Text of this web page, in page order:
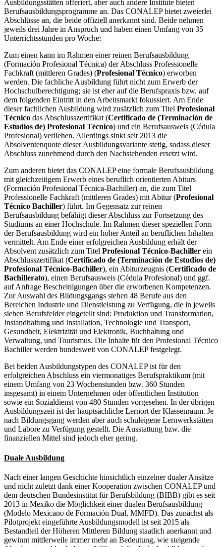
Ausbildungsstätten offeriert, aber auch andere Institute bieten
Berufsausbildungsprogramme an. Das CONALEP bietet zweierlei
Abschlüsse an, die beide offiziell anerkannt sind. Beide nehmen
jeweils drei Jahre in Anspruch und haben einen Umfang von 35
Unterrichtsstunden pro Woche:
Zum einen kann im Rahmen einer reinen Berufsausbildung
(Formación Profesional Técnica) der Abschluss Professionelle
Fachkraft (mittleren Grades) (Profesional Técnico) erworben
werden. Die fachliche Ausbildung führt nicht zum Erwerb der
Hochschulberechtigung; sie ist eher auf die Berufspraxis bzw. auf
dem folgenden Eintritt in den Arbeitsmarkt fokussiert. Am Ende
dieser fachlichen Ausbildung wird zusätzlich zum Titel Profesional
Técnico das Abschlusszertifikat (Certificado de (Terminación de
Estudios de) Profesional Técnico) und ein Berufsausweis (Cédula
Profesional) verliehen. Allerdings sinkt seit 2013 die
Absolventenquote dieser Ausbildungsvariante stetig, sodass dieser
Abschluss zunehmend durch den Nachstehenden ersetzt wird.
Zum anderen bietet das CONALEP eine formale Berufsausbildung
mit gleichzeitigem Erwerb eines beruflich orientierten Abiturs
(Formación Profesional Técnica-Bachiller) an, die zum Titel
Professionelle Fachkraft (mittleren Grades) mit Abitur (Profesional
Técnico Bachiller) führt. Im Gegensatz zur reinen
Berufsausbildung befähigt dieser Abschluss zur Fortsetzung des
Studiums an einer Hochschule. Im Rahmen dieser speziellen Form
der Berufsausbildung wird ein hoher Anteil an beruflichen Inhalten
vermittelt. Am Ende einer erfolgreichen Ausbildung erhält der
Absolvent zusätzlich zum Titel Profesional Técnico-Bachiller ein
Abschlusszertifikat (Certificado de (Terminación de Estudios de)
Profesional Técnico-Bachiller), ein Abiturzeugnis (Certificado de
Bachillerato), einen Berufsausweis (Cédula Profesional) und ggf.
auf Anfrage Bescheinigungen über die erworbenen Kompetenzen.
Zur Auswahl des Bildungsgangs stehen 48 Berufe aus den
Bereichen Industrie und Dienstleistung zu Verfügung, die in jeweils
sieben Berufsfelder eingeteilt sind: Produktion und Transformation,
Instandhaltung und Installation, Technologie und Transport,
Gesundheit, Elektrizität und Elektronik, Buchhaltung und
Verwaltung, und Tourismus. Die Inhalte für den Profesional Técnico
Bachiller werden bundesweit von CONALEP festgelegt.
Bei beiden Ausbildungstypen des CONALEP ist für den
erfolgreichen Abschluss ein viermonatiges Berufspraktikum (mit
einem Umfang von 23 Wochenstunden bzw. 360 Stunden
insgesamt) in einem Unternehmen oder öffentlichen Institution
sowie ein Sozialdienst von 480 Stunden vorgesehen. In der übrigen
Ausbildungszeit ist der hauptsächliche Lernort der Klassenraum. Je
nach Bildungsgang werden aber auch schuleigene Lernwerkstätten
und Labore zu Verfügung gestellt. Die Ausstattung bzw. die
finanziellen Mittel sind jedoch eher gering.
Duale Ausbildung
Nach einer langen Geschichte hinsichtlich einzelner dualer Ansätze
und nicht zuletzt dank einer Kooperation zwischen CONALEP und
dem deutschen Bundesinstitut für Berufsbildung (BIBB) gibt es seit
2013 in Mexiko die Möglichkeit einer dualen Berufsausbildung
(Modelo Mexicano de Formación Dual, MMFD). Das zunächst als
Pilotprojekt eingeführte Ausbildungsmodell ist seit 2015 als
Bestandteil der Höheren Mittleren Bildung staatlich anerkannt und
gewinnt mittlerweile immer mehr an Bedeutung, wie steigende